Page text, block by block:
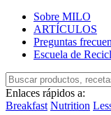
Sobre MILO
ARTÍCULOS
Preguntas
Escuela de
Enlaces rápidos a:
Breakfast Nutrition